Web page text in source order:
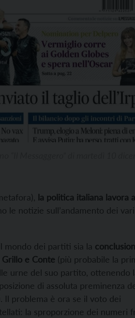
la politica italiana lavora
le notizie sull’andamento dei vari
mondo dei partiti sia la
e Conte (più probabile la
urne del suo partito, ottenendo
di assoluta preminenza
Il problema è ora se il voto dei
la sproporzione dei numeri